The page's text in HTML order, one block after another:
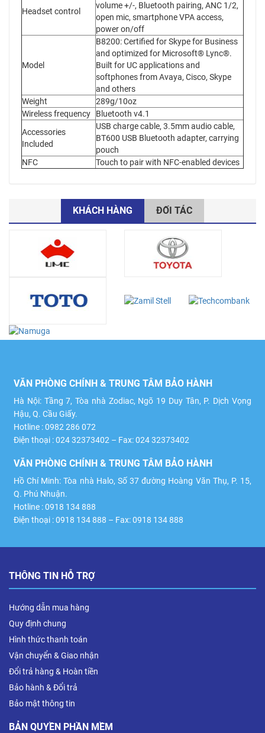
Headset control
volume +/-, Bluetooth pairing, ANC 1/2,
open mic, smartphone VPA access,
power on/off
Model
B8200: Certified for Skype for Business
and optimized for Microsoft® Lync®.
Built for UC applications and
softphones from Avaya, Cisco, Skype
and others
Weight
289g/10oz
Wireless frequency
Bluetooth v4.1
Accessories
Included
USB charge cable, 3.5mm audio cable,
BT600 USB Bluetooth adapter, carrying
pouch
NFC
Touch to pair with NFC-enabled devices
KHÁCH HÀNG ĐỐI TÁC
VĂN PHÒNG CHÍNH & TRUNG TÂM BẢO HÀNH
Hà Nội: Tầng 7, Tòa nhà Zodiac, Ngõ 19 Duy Tân, P. Dịch Vọng
Hậu, Q. Cầu Giấy.
Hotline : 0982 286 072
Điện thoại : 024 32373402 – Fax: 024 32373402
VĂN PHÒNG CHÍNH & TRUNG TÂM BẢO HÀNH
Hồ Chí Minh: Tòa nhà Halo, Số 37 đường Hoàng Văn Thụ, P. 15,
Q. Phú Nhuận.
Hotline : 0918 134 888
Điện thoại : 0918 134 888 – Fax: 0918 134 888
THÔNG TIN HỖ TRỢ
Hướng dẫn mua hàng
Quy định chung
Hình thức thanh toán
Vận chuyển & Giao nhận
Đổi trả hàng & Hoàn tiền
Bảo hành & Đổi trả
Bảo mật thông tin
BẢN QUYỀN PHẦN MỀM